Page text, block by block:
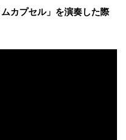
カプセル」を演奏した際